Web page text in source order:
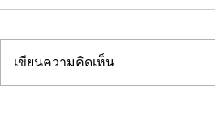
เขียนความคิดเห็น…